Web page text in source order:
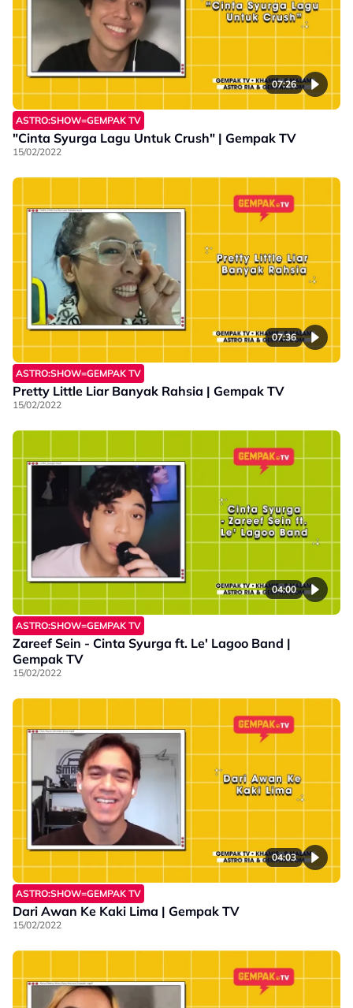
07:26
ASTRO:SHOW=GEMPAK TV
"Cinta Syurga Lagu Untuk Crush" | Gempak TV
15/02/2022
07:36
ASTRO:SHOW=GEMPAK TV
Pretty Little Liar Banyak Rahsia | Gempak TV
15/02/2022
04:00
ASTRO:SHOW=GEMPAK TV
Zareef Sein - Cinta Syurga ft. Le' Lagoo Band |
Gempak TV
15/02/2022
04:03
ASTRO:SHOW=GEMPAK TV
Dari Awan Ke Kaki Lima | Gempak TV
15/02/2022